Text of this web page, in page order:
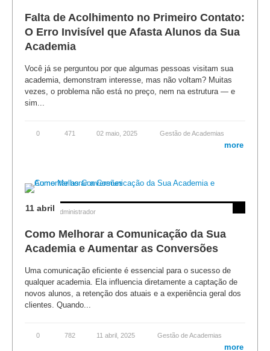
Falta de Acolhimento no Primeiro Contato:
O Erro Invisível que Afasta Alunos da Sua
Academia
Você já se perguntou por que algumas pessoas visitam sua
academia, demonstram interesse, mas não voltam? Muitas
vezes, o problema não está no preço, nem na estrutura — e
sim...
0 471 02 maio, 2025 Gestão de Academias
more
Posted by Administrador
11 abril
Como Melhorar a Comunicação da Sua
Academia e Aumentar as Conversões
Uma comunicação eficiente é essencial para o sucesso de
qualquer academia. Ela influencia diretamente a captação de
novos alunos, a retenção dos atuais e a experiência geral dos
clientes. Quando...
0 782 11 abril, 2025 Gestão de Academias
more